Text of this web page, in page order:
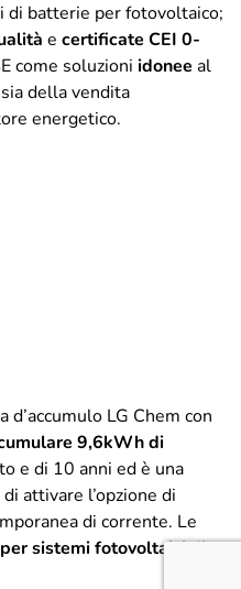
di batterie per fotovoltaico;
e certificate CEI 0-
come soluzioni idonee al
della vendita
energetico.
LG Chem con
9,6kWh di
e di 10 anni ed è una
attivare l’opzione di
di corrente. Le
per sistemi fotovoltaici di